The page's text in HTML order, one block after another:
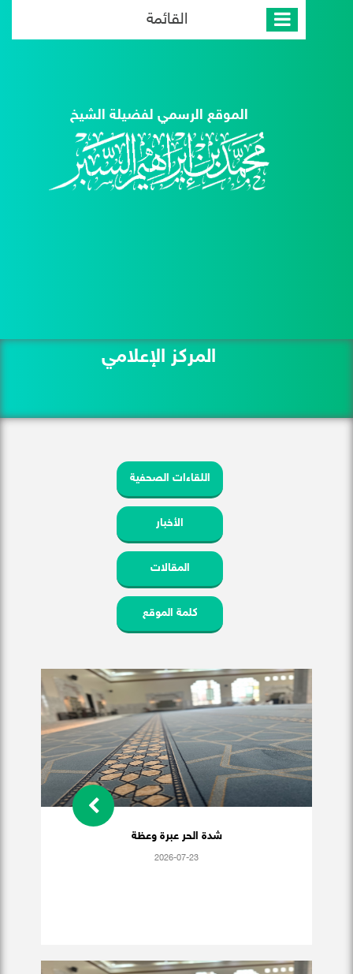
القائمة
الموقع الرسمي لفضيلة الشيخ
المركز الإعلامي
اللقاءات الصحفية
الأخبار
المقالات
كلمة الموقع
شدة الحر عبرة وعظة
2026-07-23